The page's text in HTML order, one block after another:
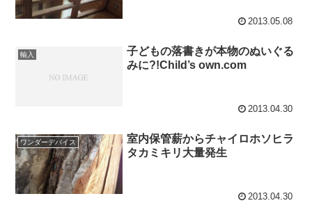
2013.05.08
輸入
子どもの落書きが本物のぬいぐる
みに?!Child’s own.com
2013.04.30
ワンダーデバイス
室内保管薪からチャイロホソヒラ
タカミキリ大量発生
2013.04.30